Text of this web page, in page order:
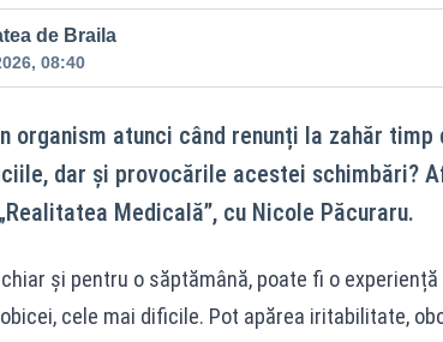
de Braila
08:40
organism atunci când renunți la zahăr timp
dar și provocările acestei schimbări?
Medicală”, cu Nicole Păcuraru.
chiar și pentru o săptămână, poate fi o
cele mai dificile. Pot apărea iritabilitate,